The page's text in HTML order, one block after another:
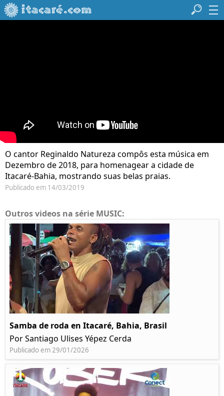
O cantor Reginaldo Natureza compôs esta música em
Dezembro de 2018, para homenagear a cidade de
Itacaré-Bahia, mostrando suas belas praias.
Publicado em 14/03/2019
Outros videos na série MUSIC:
Samba de roda en Itacaré, Bahia, Brasil
Por Santiago Ulises Yépez Cerda
Publicado em 29/01/2026